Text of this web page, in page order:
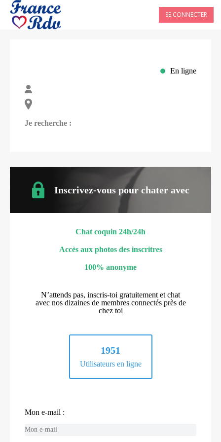
SE CONNECTER
En ligne
Je recherche :
Inscrivez-vous pour chater avec
Chat coquin 24h/24h
Accès aux photos des inscritres
100% anonyme
N’attends pas, inscris-toi gratuitement et chat
avec nos dizaines de membres connectés près de
chez toi
1951
Utilisateurs en ligne
Mon e-mail :